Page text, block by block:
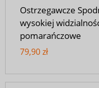
Ostrzegawcze
wysokiej
pomarańczowe
79,90 zł